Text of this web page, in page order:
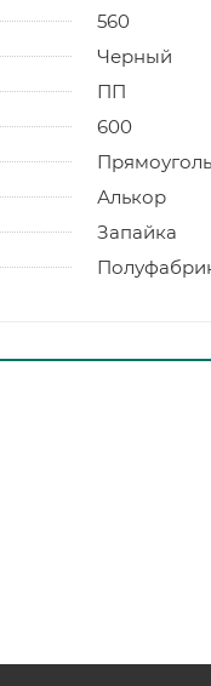
560
Черный
ПП
600
Алькор
Запайка